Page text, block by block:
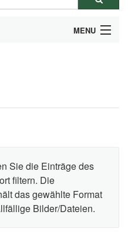
MENU
Sie die Einträge des
filtern. Die
das gewählte Format
Bilder/Dateien.